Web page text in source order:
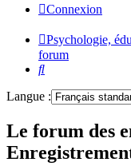
Connexion
Psychologie,
forum
Rechercher
Langue :
Le forum des